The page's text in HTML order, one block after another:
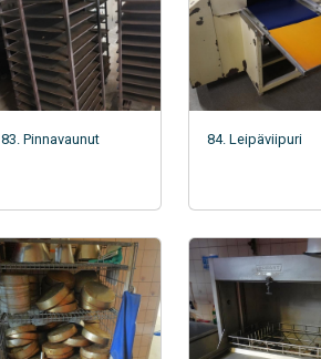
83. Pinnavaunut 84. Leipäviipuri